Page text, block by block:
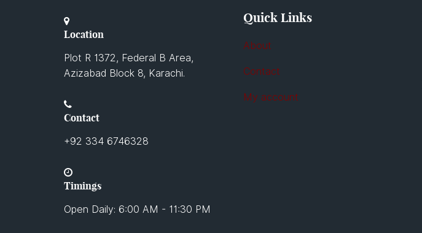
Location
Plot R 1372, Federal B Area,
Azizabad Block 8, Karachi.
Contact
+92 334 6746328
Timings
Open Daily: 6:00 AM - 11:30 PM
Quick Links
About
Contact
My account